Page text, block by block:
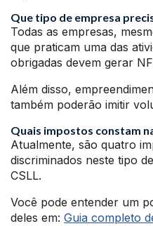
Que tipo de empresa
Todas as empresas,
que praticam uma das
obrigadas devem gerar
Além disso,
também poderão imitir
Quais impostos constam
Atualmente, são quatro
discriminados neste tipo
CSLL.
Você pode entender um
deles em: Guia completo